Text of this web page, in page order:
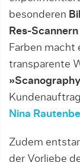
besonderen
Res-
Farben macht
transparente
Nina
Zudem
der Vorliebe